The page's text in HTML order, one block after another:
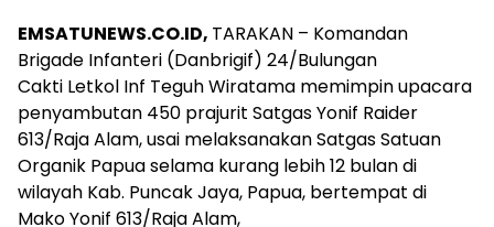
EMSATUNEWS.CO.ID, TARAKAN – Komandan
Brigade Infanteri (Danbrigif) 24/Bulungan
Cakti Letkol Inf Teguh Wiratama memimpin upacara
penyambutan 450 prajurit Satgas Yonif Raider
613/Raja Alam, usai melaksanakan Satgas Satuan
Organik Papua selama kurang lebih 12 bulan di
wilayah Kab. Puncak Jaya, Papua, bertempat di
Mako Yonif 613/Raja Alam,